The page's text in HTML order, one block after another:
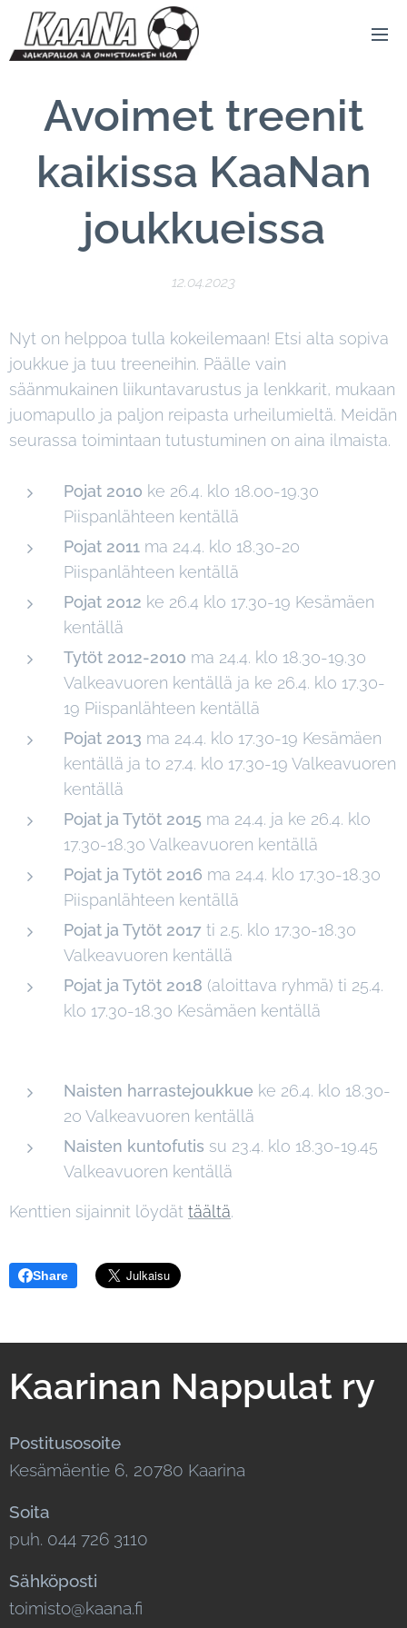
Avoimet treenit
kaikissa KaaNan
joukkueissa
12.04.2023
Nyt on helppoa tulla kokeilemaan! Etsi alta sopiva
joukkue ja tuu treeneihin. Päälle vain
säänmukainen liikuntavarustus ja lenkkarit, mukaan
juomapullo ja paljon reipasta urheilumieltä. Meidän
seurassa toimintaan tutustuminen on aina ilmaista.
Pojat 2010 ke 26.4. klo 18.00-19.30
Piispanlähteen kentällä
Pojat 2011 ma 24.4. klo 18.30-20
Piispanlähteen kentällä
Pojat 2012 ke 26.4 klo 17.30-19 Kesämäen
kentällä
Tytöt 2012-2010 ma 24.4. klo 18.30-19.30
Valkeavuoren kentällä ja ke 26.4. klo 17.30-
19 Piispanlähteen kentällä
Pojat 2013 ma 24.4. klo 17.30-19 Kesämäen
kentällä ja to 27.4. klo 17.30-19 Valkeavuoren
kentällä
Pojat ja Tytöt 2015 ma 24.4. ja ke 26.4. klo
17.30-18.30 Valkeavuoren kentällä
Pojat ja Tytöt 2016 ma 24.4. klo 17.30-18.30
Piispanlähteen kentällä
Pojat ja Tytöt 2017 ti 2.5. klo 17.30-18.30
Valkeavuoren kentällä
Pojat ja Tytöt 2018 (aloittava ryhmä) ti 25.4.
klo 17.30-18.30 Kesämäen kentällä
Naisten harrastejoukkue ke 26.4. klo 18.30-
20 Valkeavuoren kentällä
Naisten kuntofutis su 23.4. klo 18.30-19.45
Valkeavuoren kentällä
Kenttien sijainnit löydät täältä.
Share
Kaarinan Nappulat ry
Postitusosoite
Kesämäentie 6, 20780 Kaarina
Soita
puh. 044 726 3110
Sähköposti
toimisto@kaana.fi